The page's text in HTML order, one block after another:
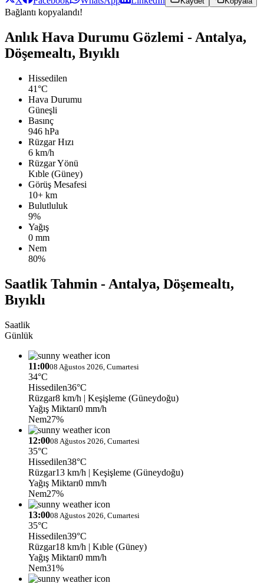
Bağlantı kopyalandı!
Anlık Hava Durumu Gözlemi - Antalya,
Döşemealtı, Bıyıklı
Hissedilen
41°C
Hava Durumu
Güneşli
Basınç
946 hPa
Rüzgar Hızı
6 km/h
Rüzgar Yönü
Kıble (Güney)
Görüş Mesafesi
10+ km
Bulutluluk
9%
Yağış
0 mm
Nem
80%
Saatlik Tahmin - Antalya, Döşemealtı,
Bıyıklı
Saatlik
Günlük
11:0008 Ağustos 2026, Cumartesi
34°C
Hissedilen36°C
Rüzgar8 km/h | Keşişleme (Güneydoğu)
Yağış Miktarı0 mm/h
Nem27%
12:0008 Ağustos 2026, Cumartesi
35°C
Hissedilen38°C
Rüzgar13 km/h | Keşişleme (Güneydoğu)
Yağış Miktarı0 mm/h
Nem27%
13:0008 Ağustos 2026, Cumartesi
35°C
Hissedilen39°C
Rüzgar18 km/h | Kıble (Güney)
Yağış Miktarı0 mm/h
Nem31%